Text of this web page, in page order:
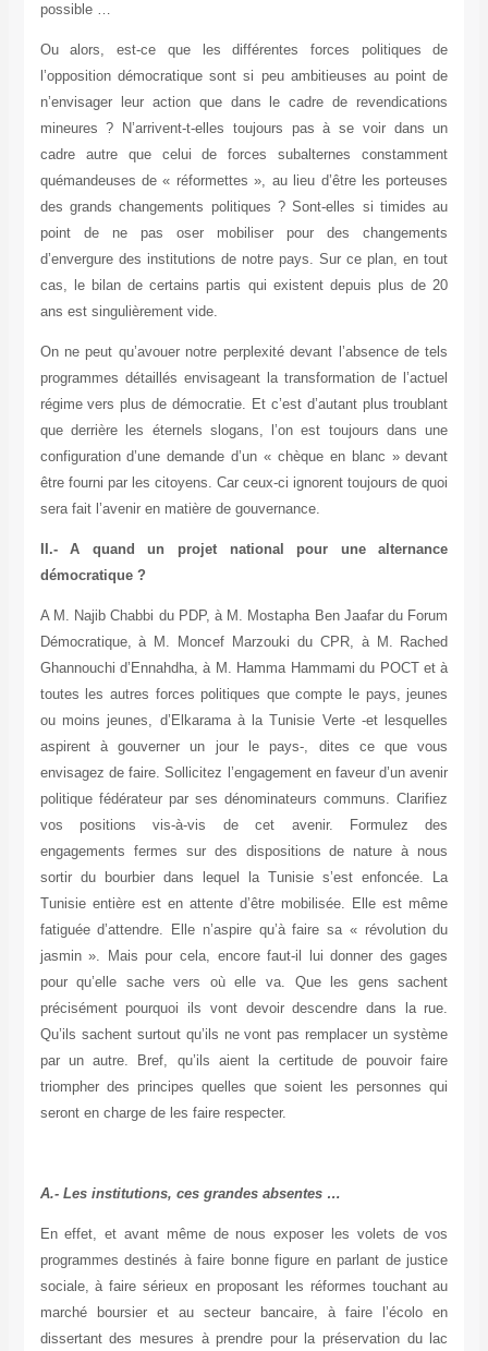
possible …
Ou alors, est-ce que les différentes forces politiques de
l’opposition démocratique sont si peu ambitieuses au point de
n’envisager leur action que dans le cadre de revendications
mineures ? N’arrivent-t-elles toujours pas à se voir dans un
cadre autre que celui de forces subalternes constamment
quémandeuses de « réformettes », au lieu d’être les porteuses
des grands changements politiques ? Sont-elles si timides au
point de ne pas oser mobiliser pour des changements
d’envergure des institutions de notre pays. Sur ce plan, en tout
cas, le bilan de certains partis qui existent depuis plus de 20
ans est singulièrement vide.
On ne peut qu’avouer notre perplexité devant l’absence de tels
programmes détaillés envisageant la transformation de l’actuel
régime vers plus de démocratie. Et c’est d’autant plus troublant
que derrière les éternels slogans, l’on est toujours dans une
configuration d’une demande d’un « chèque en blanc » devant
être fourni par les citoyens. Car ceux-ci ignorent toujours de quoi
sera fait l’avenir en matière de gouvernance.
II.- A quand un projet national pour une alternance
démocratique ?
A M. Najib Chabbi du PDP, à M. Mostapha Ben Jaafar du Forum
Démocratique, à M. Moncef Marzouki du CPR, à M. Rached
Ghannouchi d’Ennahdha, à M. Hamma Hammami du POCT et à
toutes les autres forces politiques que compte le pays, jeunes
ou moins jeunes, d’Elkarama à la Tunisie Verte -et lesquelles
aspirent à gouverner un jour le pays-, dites ce que vous
envisagez de faire. Sollicitez l’engagement en faveur d’un avenir
politique fédérateur par ses dénominateurs communs. Clarifiez
vos positions vis-à-vis de cet avenir. Formulez des
engagements fermes sur des dispositions de nature à nous
sortir du bourbier dans lequel la Tunisie s’est enfoncée. La
Tunisie entière est en attente d’être mobilisée. Elle est même
fatiguée d’attendre. Elle n’aspire qu’à faire sa « révolution du
jasmin ». Mais pour cela, encore faut-il lui donner des gages
pour qu’elle sache vers où elle va. Que les gens sachent
précisément pourquoi ils vont devoir descendre dans la rue.
Qu’ils sachent surtout qu’ils ne vont pas remplacer un système
par un autre. Bref, qu’ils aient la certitude de pouvoir faire
triompher des principes quelles que soient les personnes qui
seront en charge de les faire respecter.
A.- Les institutions, ces grandes absentes …
En effet, et avant même de nous exposer les volets de vos
programmes destinés à faire bonne figure en parlant de justice
sociale, à faire sérieux en proposant les réformes touchant au
marché boursier et au secteur bancaire, à faire l’écolo en
dissertant des mesures à prendre pour la préservation du lac